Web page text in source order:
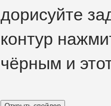
дорисуйте
контур
чёрным и